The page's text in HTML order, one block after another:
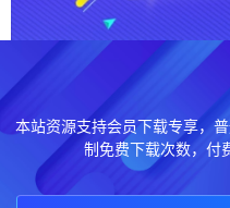
本站资源支持会员下载专享，
制免费下载次数，付